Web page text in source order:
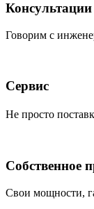
Консультации
Говорим с
Сервис
Не просто
Собственное
Свои мощности,